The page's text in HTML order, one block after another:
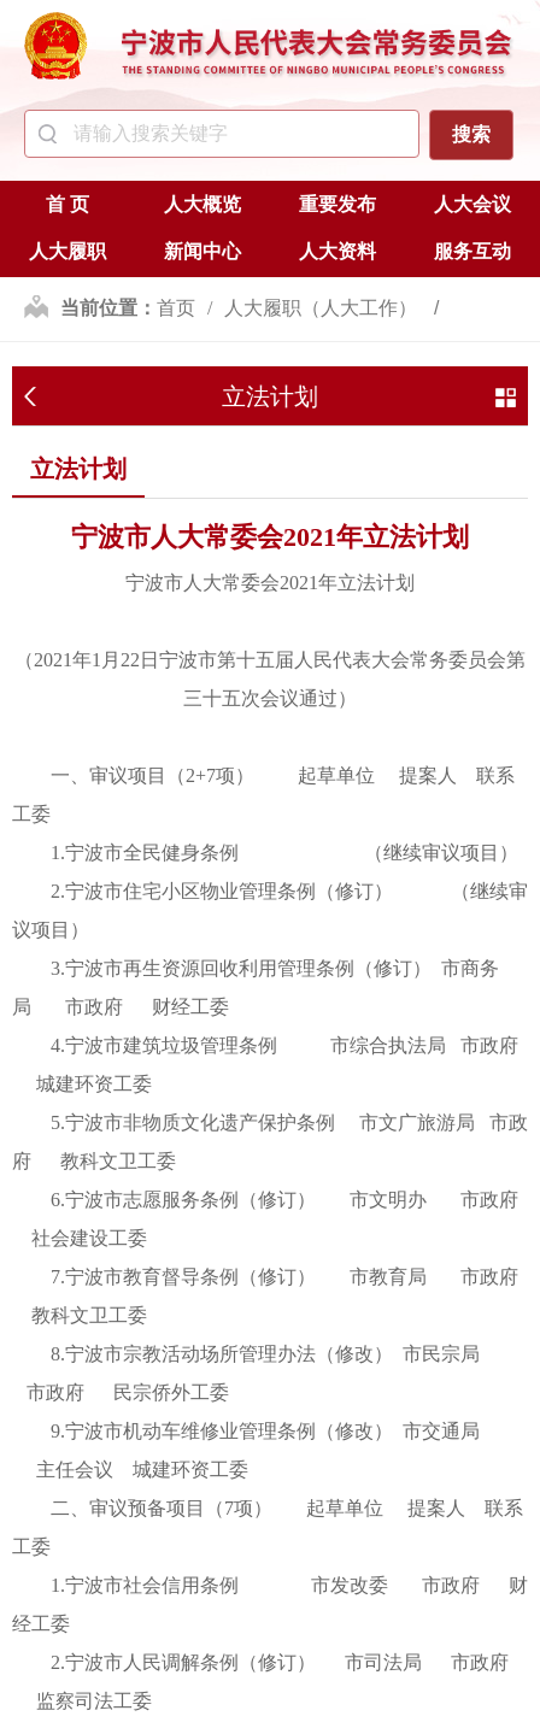
首 页 人大概览 重要发布 人大会议
人大履职 新闻中心 人大资料 服务互动
当前位置： 首页 人大履职（人大工作）
立法 立法计划
立法计划
立法计划
宁波市人大常委会2021年立法计划
宁波市人大常委会2021年立法计划
（2021年1月22日宁波市第十五届人民代表大会常务委员会第
三十五次会议通过）
一、审议项目（2+7项） 起草单位 提案人 联系
工委
1.宁波市全民健身条例 （继续审议项目）
2.宁波市住宅小区物业管理条例（修订） （继续审
议项目）
3.宁波市再生资源回收利用管理条例（修订） 市商务
局 市政府 财经工委
4.宁波市建筑垃圾管理条例 市综合执法局 市政府
城建环资工委
5.宁波市非物质文化遗产保护条例 市文广旅游局 市政
府 教科文卫工委
6.宁波市志愿服务条例（修订） 市文明办 市政府
社会建设工委
7.宁波市教育督导条例（修订） 市教育局 市政府
教科文卫工委
8.宁波市宗教活动场所管理办法（修改） 市民宗局
市政府 民宗侨外工委
9.宁波市机动车维修业管理条例（修改） 市交通局
主任会议 城建环资工委
二、审议预备项目（7项） 起草单位 提案人 联系
工委
1.宁波市社会信用条例 市发改委 市政府 财
经工委
2.宁波市人民调解条例（修订） 市司法局 市政府
监察司法工委